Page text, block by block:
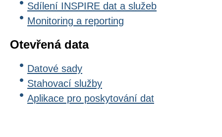
Sdílení INSPIRE dat a služeb
Monitoring a reporting
Otevřená data
Datové sady
Stahovací služby
Aplikace pro poskytování dat